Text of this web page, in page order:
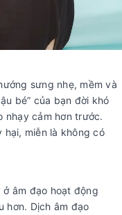
sưng nhẹ, mềm và
bé” của bạn đời khó
nhạy cảm hơn trước.
miễn là không có
âm đạo hoạt động
hơn. Dịch âm đạo